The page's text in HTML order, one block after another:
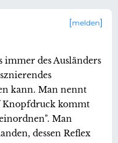
melden
immer des Ausländers
kann. Man nennt
Knopfdruck kommt
Man
dessen Reflex